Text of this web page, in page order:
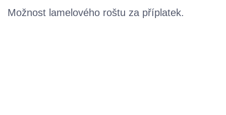
Možnost lamelového roštu za příplatek.